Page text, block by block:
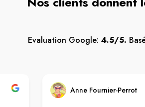
Evaluation Google: 4.5/5.
Anne Fournier-Perrot